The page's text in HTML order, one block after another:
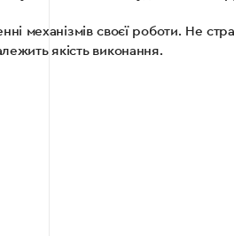
механізмів своєї роботи. Не
якість виконання.